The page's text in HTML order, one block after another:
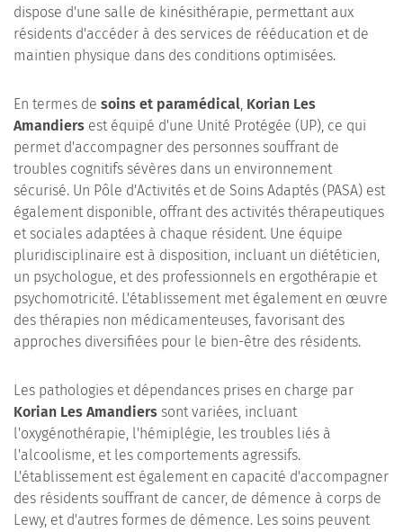
dispose d'une salle de kinésithérapie, permettant aux
résidents d'accéder à des services de rééducation et de
maintien physique dans des conditions optimisées.
En termes de soins et paramédical, Korian Les
Amandiers est équipé d'une Unité Protégée (UP), ce qui
permet d'accompagner des personnes souffrant de
troubles cognitifs sévères dans un environnement
sécurisé. Un Pôle d'Activités et de Soins Adaptés (PASA) est
également disponible, offrant des activités thérapeutiques
et sociales adaptées à chaque résident. Une équipe
pluridisciplinaire est à disposition, incluant un diététicien,
un psychologue, et des professionnels en ergothérapie et
psychomotricité. L'établissement met également en œuvre
des thérapies non médicamenteuses, favorisant des
approches diversifiées pour le bien-être des résidents.
Les pathologies et dépendances prises en charge par
Korian Les Amandiers sont variées, incluant
l'oxygénothérapie, l'hémiplégie, les troubles liés à
l'alcoolisme, et les comportements agressifs.
L'établissement est également en capacité d'accompagner
des résidents souffrant de cancer, de démence à corps de
Lewy, et d'autres formes de démence. Les soins peuvent